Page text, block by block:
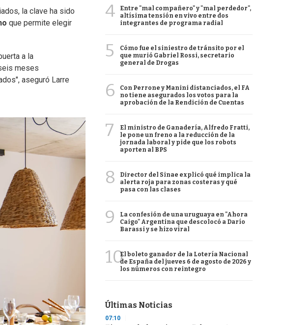
la clave ha sido
que permite elegir
a la
meses
aseguró Larre
4
Entre "mal compañero" y "mal perdedor",
altísima tensión en vivo entre dos
integrantes de programa radial
5
Cómo fue el siniestro de tránsito por el
que murió Gabriel Rossi, secretario
general de Drogas
6
Con Perrone y Manini distanciados, el FA
no tiene asegurados los votos para la
aprobación de la Rendición de Cuentas
7
El ministro de Ganadería, Alfredo Fratti,
le pone un freno a la reducción de la
jornada laboral y pide que los robots
aporten al BPS
8
Director del Sinae explicó qué implica la
alerta roja para zonas costeras y qué
pasa con las clases
9
La confesión de una uruguaya en "Ahora
Caigo" Argentina que descolocó a Darío
Barassi y se hizo viral
10El boleto ganador de la Lotería Nacional
de España del jueves 6 de agosto de 2026 y
los números con reintegro
Últimas Noticias
07:10